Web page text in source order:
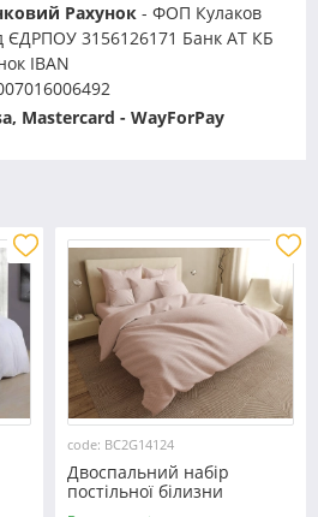
Рахунок - ФОП Кулаков
ЄДРПОУ 3156126171 Банк АТ КБ
IBAN
Mastercard - WayForPay
code: BC2G14124
Двоспальний набір
постільної білизни
180*220 із Бязі "Gold" з